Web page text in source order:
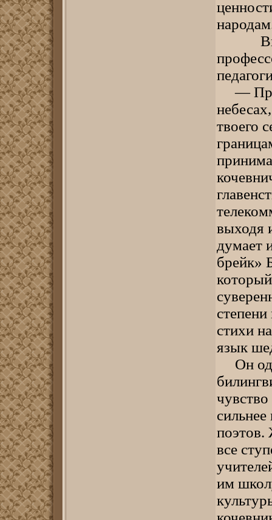
—
твоего
выходя
думает
брейк»
стихи
язык
Он
поэтов.
все
им